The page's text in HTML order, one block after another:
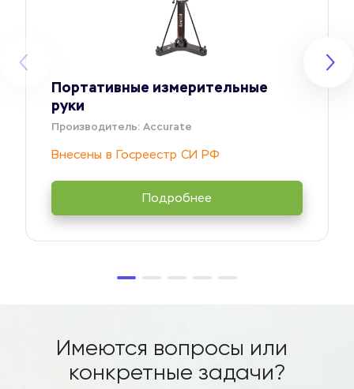
Портативные измерительные
руки
Производитель: Accurate
Внесены в Госреестр СИ РФ
Подробнее
Имеются вопросы или
конкретные задачи?